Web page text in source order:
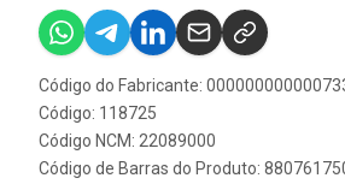
Código do Fabricante:
Código: 118725
Código NCM: 22089000
Código de Barras do Produto: